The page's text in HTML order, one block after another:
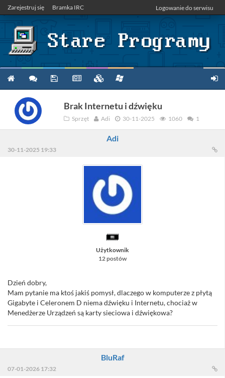
Zarejestruj się Bramka IRC Logowanie do serwisu
Brak Internetu i dźwięku
Sprzęt Adi 30-11-2025 1060 1
Adi
30-11-2025 19:33
Użytkownik
12 postów
Dzień dobry,
Mam pytanie ma ktoś jakiś pomysł, dlaczego w komputerze z płytą
Gigabyte i Celeronem D niema dźwięku i Internetu, chociaż w
Menedżerze Urządzeń są karty sieciowa i dźwiękowa?
BluRaf
07-01-2026 17:32